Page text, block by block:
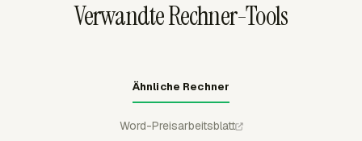
Verwandte Rechner-Tools
Ähnliche Rechner
Word-Preisarbeitsblatt